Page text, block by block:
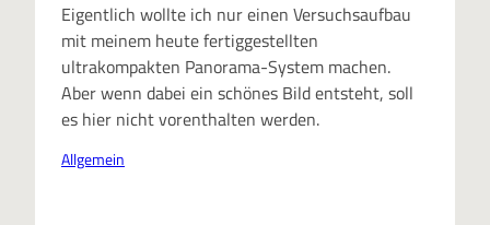
Eigentlich wollte ich nur einen Versuchsaufbau
mit meinem heute fertiggestellten
ultrakompakten Panorama-System machen.
Aber wenn dabei ein schönes Bild entsteht, soll
es hier nicht vorenthalten werden.
Allgemein